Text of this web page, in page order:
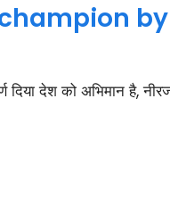
दिया देश को अभिमान है,